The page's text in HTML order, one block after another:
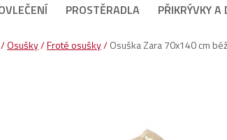
PROSTĚRADLA PŘIKRÝVKY A
/Osušky/Froté osušky/Osuška Zara 70x140 cm